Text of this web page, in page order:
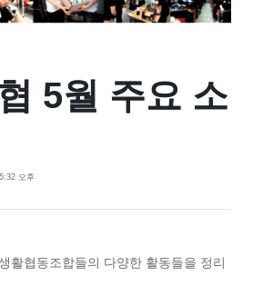
5월 주요 소
오후
활협동조합들의 다양한 활동들을 정리